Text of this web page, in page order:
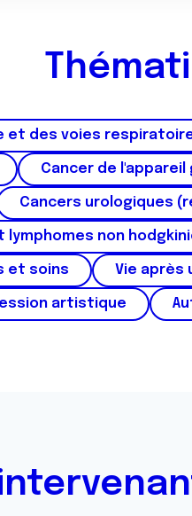
et des voies
Cancer de
Cancers urologiques
lymphomes non
et soins Vie après
artistique